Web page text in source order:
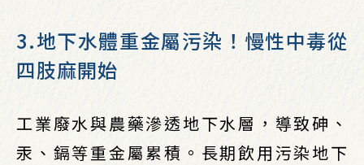
3.地下水體重金屬污染！慢性中毒從
四肢麻開始
工業廢水與農藥滲透地下水層，導致砷、
汞、鎘等重金屬累積。長期飲用污染地下